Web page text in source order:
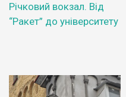
Річковий вокзал. Від
“Ракет” до університету